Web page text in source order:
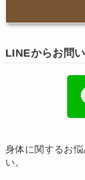
LINEからお問
身体に関するお
い。